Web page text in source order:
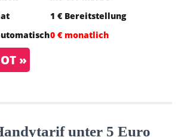
1 € Bereitstellung
0 € monatlich
»
unter 5 Euro